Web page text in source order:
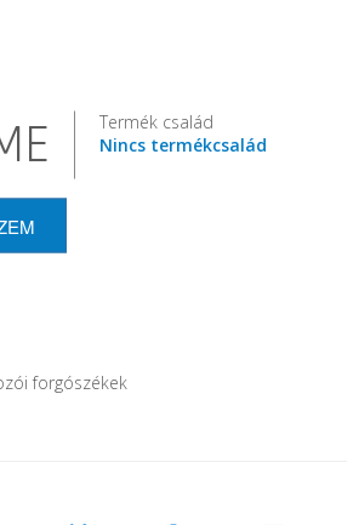
Termék család
Nincs termékcsalád
forgószékek